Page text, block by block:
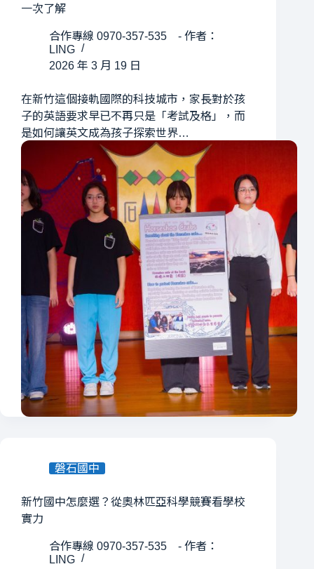
一次了解
合作專線 0970-357-535 - 作者：
LING
2026 年 3 月 19 日
在新竹這個接軌國際的科技城市，家長對於孩
子的英語要求早已不再只是「考試及格」，而
是如何讓英文成為孩子探索世界…
磐石國中
新竹國中怎麼選？從奧林匹亞科學競賽看學校
實力
合作專線 0970-357-535 - 作者：
LING